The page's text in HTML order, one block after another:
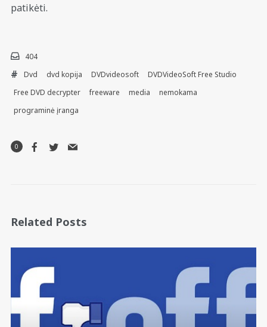
patikėti.
404
Dvd
dvd kopija DVDvideosoft
DVDVideoSoft Free Studio
Free DVD decrypter
freeware media
nemokama
programinė įranga
0
Related Posts